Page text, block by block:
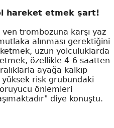
hareket etmek şart!
trombozuna karşı yaz
alınması gerektiğini
uzun yolculuklarda
özellikle 4-6 saatten
ayağa kalkıp
risk grubundaki
önlemleri
diye konuştu.